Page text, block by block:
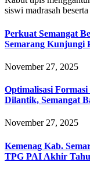
siswi madrasah
Perkuat Semangat
Semarang Kunjungi
November 27, 2025
Optimalisasi
Dilantik, Semangat
November 27, 2025
Kemenag Kab.
TPG PAI Akhir